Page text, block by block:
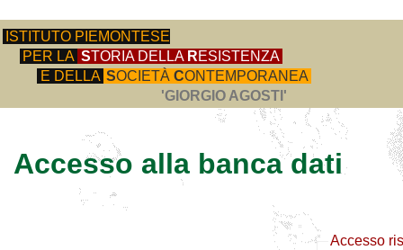
ISTITUTO PIEMONTESE
PER LA STORIA DELLA RESISTENZA
E DELLA SOCIETÀ CONTEMPORANEA
'GIORGIO AGOSTI'
Accesso alla banca dati
Accesso